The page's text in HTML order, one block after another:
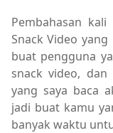
Pembahasan
Snack Video
buat pengguna
snack video,
yang saya baca
jadi buat kamu
banyak waktu